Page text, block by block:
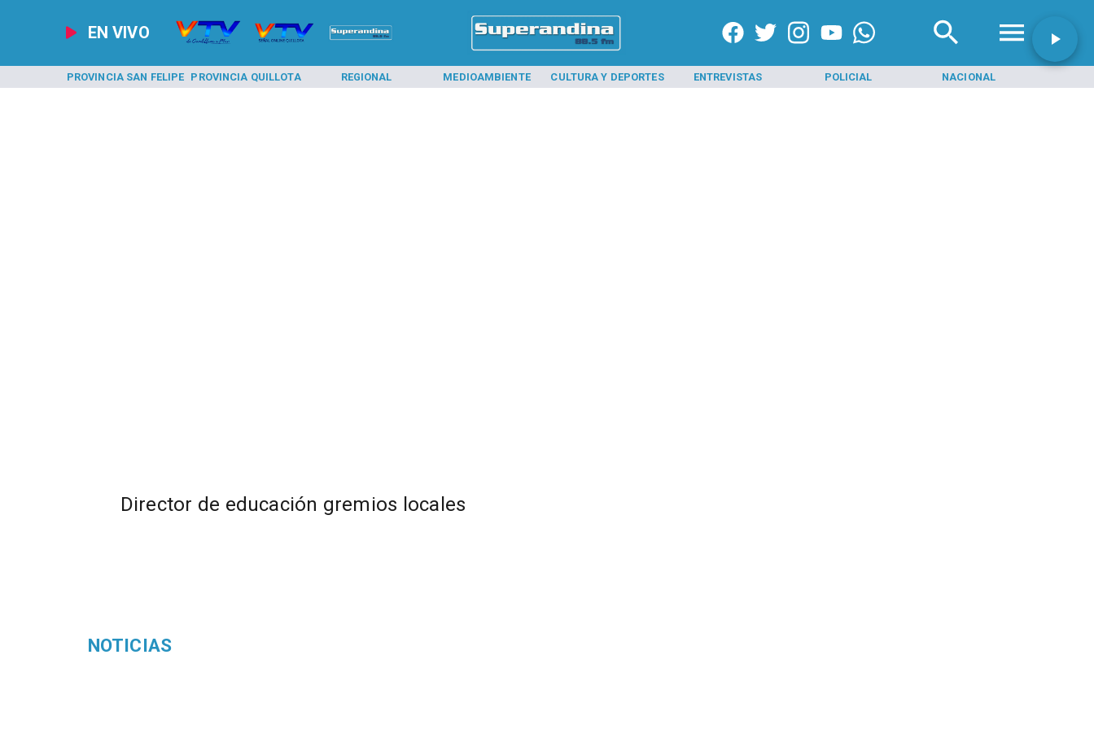
EN VIVO
PROVINCIA SAN FELIPE PROVINCIA QUILLOTA REGIONAL MEDIOAMBIENTE CULTURA Y DEPORTES ENTREVISTAS POLICIAL NACIONAL
Director de educación gremios locales
NOTICIAS